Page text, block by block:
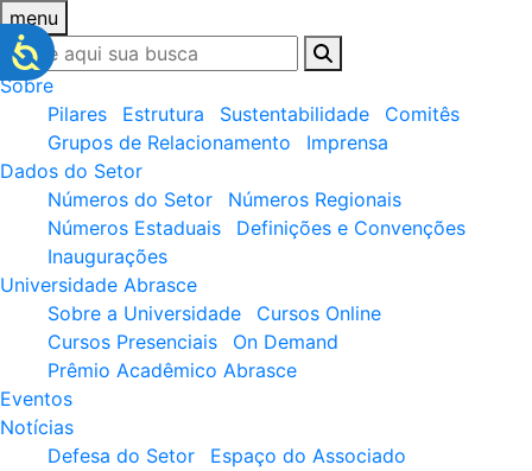
menu
Sobre
Pilares
Estrutura Sustentabilidade
Comitês
Grupos de Relacionamento
Imprensa
Dados do Setor
Números do Setor
Números Regionais
Números Estaduais
Definições e Convenções
Inaugurações
Universidade Abrasce
Sobre a Universidade
Cursos Online
Cursos Presenciais
On Demand
Prêmio Acadêmico Abrasce
Eventos
Notícias
Defesa do Setor
Espaço do Associado